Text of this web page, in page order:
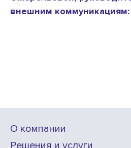
внешним коммуникациям:
О компании
Решения и услуги